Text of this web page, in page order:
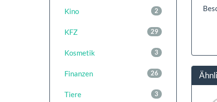
2
Kino
29
KFZ
3
Kosmetik
26
Finanzen
3
Tiere